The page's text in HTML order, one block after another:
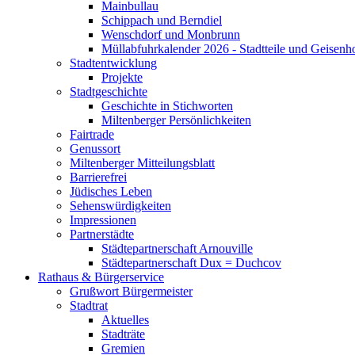
Mainbullau
Schippach und Berndiel
Wenschdorf und Monbrunn
Müllabfuhrkalender 2026 - Stadtteile und
Stadtentwicklung
Projekte
Stadtgeschichte
Geschichte in Stichworten
Miltenberger Persönlichkeiten
Fairtrade
Genussort
Miltenberger Mitteilungsblatt
Barrierefrei
Jüdisches Leben
Sehenswürdigkeiten
Impressionen
Partnerstädte
Städtepartnerschaft Arnouville
Städtepartnerschaft Dux = Duchcov
Rathaus & Bürgerservice
Grußwort Bürgermeister
Stadtrat
Aktuelles
Stadträte
Gremien